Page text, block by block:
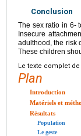
Conclusion
The sex ratio in 6-
Insecure
adulthood, the risk
These children
Le texte complet
Plan
Introduction
Matériels et
Résultats
Population
Le geste